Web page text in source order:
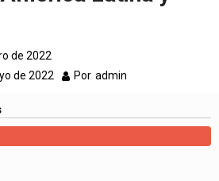
de 2022
de 2022 Por admin